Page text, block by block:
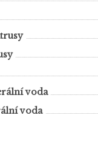
voda
voda